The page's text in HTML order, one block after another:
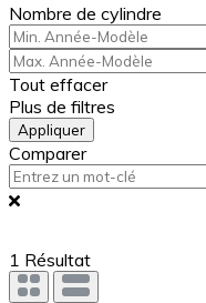
Nombre de cylindre
Tout effacer
Plus de filtres
Appliquer
Comparer
1 Résultat